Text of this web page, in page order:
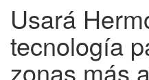
Usará
tecnología
zonas más